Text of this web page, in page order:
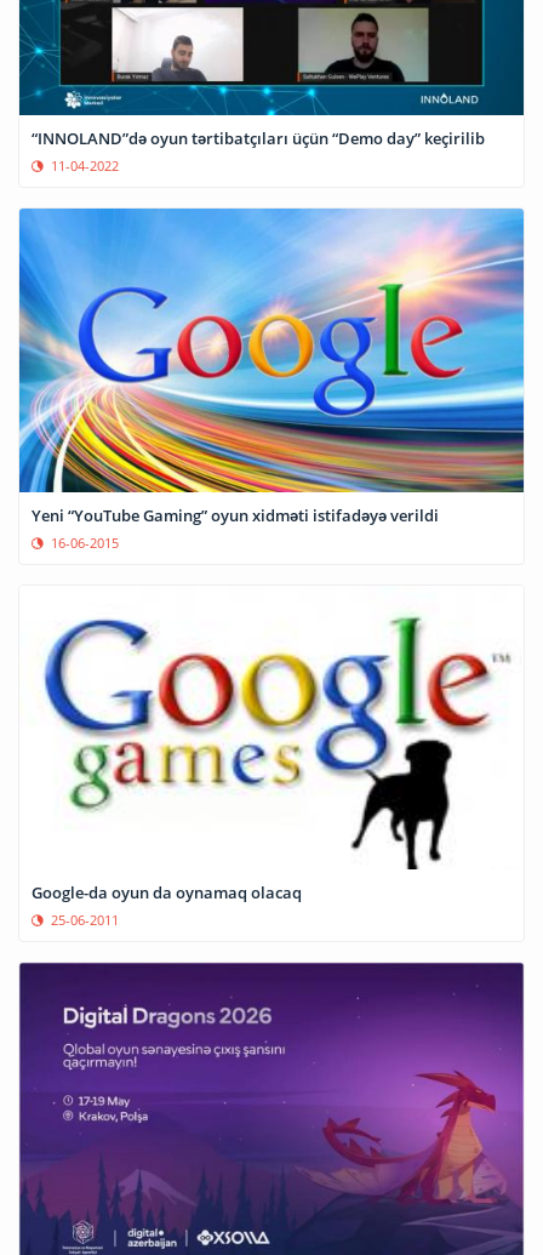
“INNOLAND”də oyun tərtibatçıları üçün “Demo day” keçirilib
11-04-2022
Yeni “YouTube Gaming” oyun xidməti istifadəyə verildi
16-06-2015
Google-da oyun da oynamaq olacaq
25-06-2011